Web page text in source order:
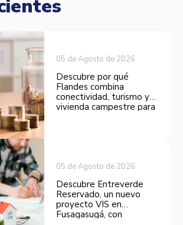
05 de Agosto de 2026
Descubre por qué
Flandes combina
conectividad, turismo y
vivienda campestre para
05 de Agosto de 2026
Descubre Entreverde
Reservado, un nuevo
proyecto VIS en
Fusagasugá, con